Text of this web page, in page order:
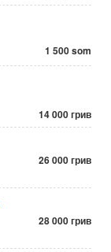
1 500 som
14 000 грив
26 000 грив
28 000 грив